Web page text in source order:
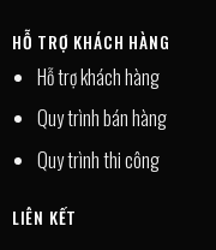
HỖ TRỢ KHÁCH HÀNG
Hỗ trợ khách hàng
Quy trình bán hàng
Quy trình thi công
LIÊN KẾT